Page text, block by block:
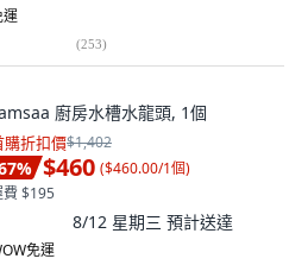
運
(253)
廚房水槽水龍頭, 1個
購折扣價$1,402
% $460 ($460.00/1個)
費 $195
8/12 星期三 預計送達
免運